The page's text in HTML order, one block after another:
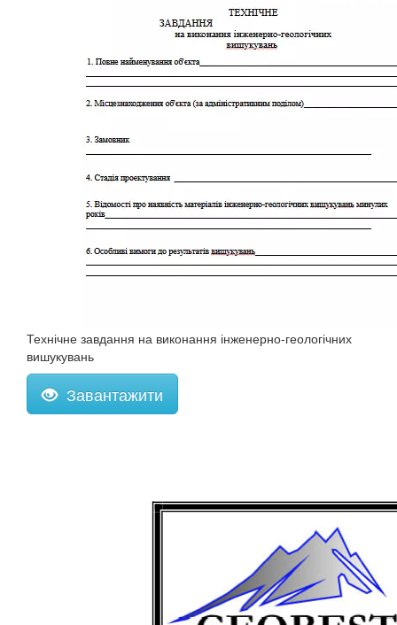
Технічне завдання на виконання інженерно-геологічних
вишукувань
Завантажити